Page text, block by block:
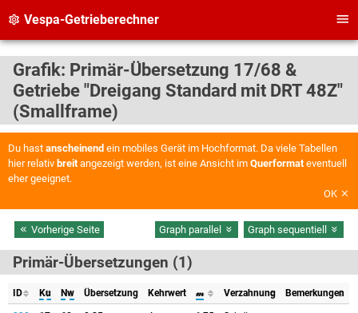
Vespa-Getrieberechner
Grafik: Primär-Übersetzung 17/68 &
Getriebe "Dreigang Standard mit DRT 48Z"
(Smallframe)
Du hast anscheinend ein mobiles Gerät im Hochformat. Da viele Tabellen
hier relativ breitangezeigt werden, ist eine Ansicht im Querformateventuell
eher geeignet.
OK
Vorherige Seite Graph parallel Graph sequentiell
Primär-Übersetzungen (1)
ID Ku Nw Übersetzung Kehrwert 𝓂 Verzahnung Bemerkungen